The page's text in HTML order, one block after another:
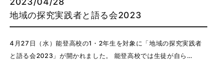
地域の探究実践者と語る会2023
4月27日（水）能登高校の1・2年生を対象に「地域の探究実践者
と語る会2023」が開かれました。 能登高校では生徒が自ら…